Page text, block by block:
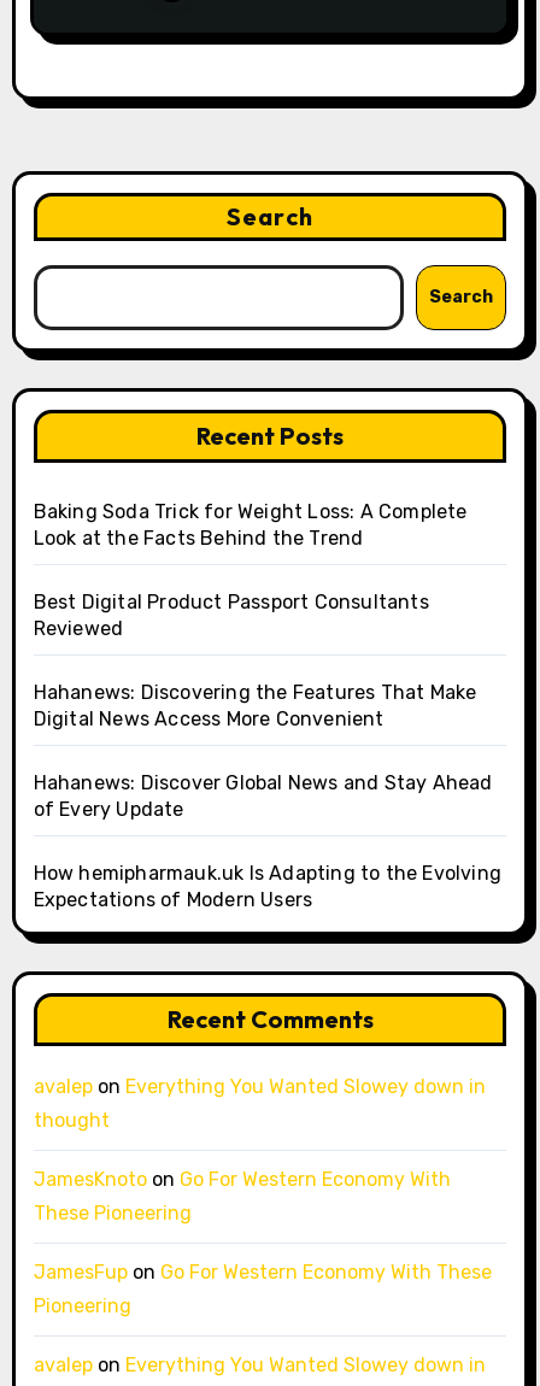
Search
Search
Recent Posts
Baking Soda Trick for Weight Loss: A Complete
Look at the Facts Behind the Trend
Best Digital Product Passport Consultants
Reviewed
Hahanews: Discovering the Features That Make
Digital News Access More Convenient
Hahanews: Discover Global News and Stay Ahead
of Every Update
How hemipharmauk.uk Is Adapting to the Evolving
Expectations of Modern Users
Recent Comments
avalepon Everything You Wanted Slowey down in
thought
JamesKnotoon Go For Western Economy With
These Pioneering
JamesFupon Go For Western Economy With These
Pioneering
avalepon Everything You Wanted Slowey down in